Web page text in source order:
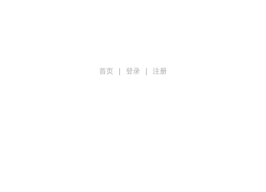
首页 登录 注册